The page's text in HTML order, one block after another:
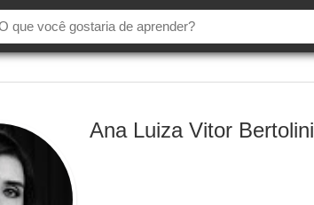
Ana Luiza Vitor Bertolini